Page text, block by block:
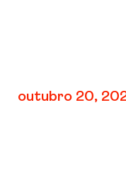
outubro 20,